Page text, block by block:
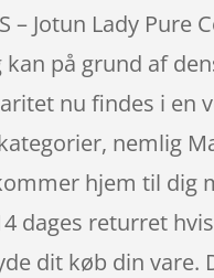
– Jotun Lady Pure
kan på grund af
nu findes i en
nemlig
hjem til dig
dages returret
dit køb din vare.